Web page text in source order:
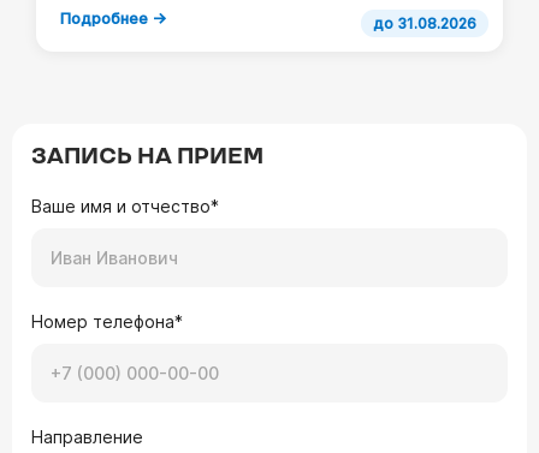
до 31.08.2026
Подробнее →
ЗАПИСЬ НА ПРИЕМ
Ваше имя и отчество*
Номер телефона*
Направление